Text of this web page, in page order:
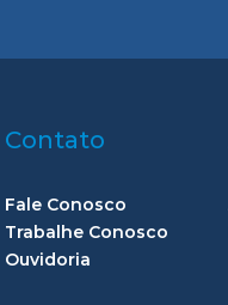
Contato
Fale Conosco
Trabalhe Conosco
Ouvidoria